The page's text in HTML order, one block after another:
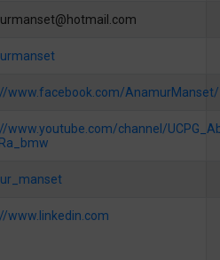
www.facebook.com/AnamurManset/
www.youtube.com/channel/
www.linkedin.com